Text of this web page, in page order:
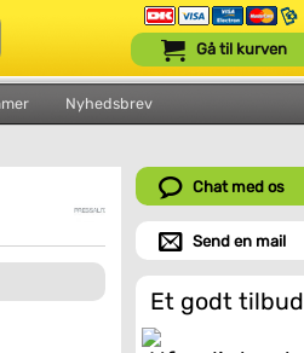
Nyhedsbrev
Gå til kurven
Chat med os
Send en mail
Et godt tilbud